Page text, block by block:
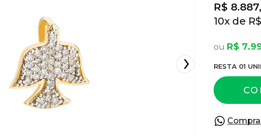
R$
10x
R$
RESTA 01